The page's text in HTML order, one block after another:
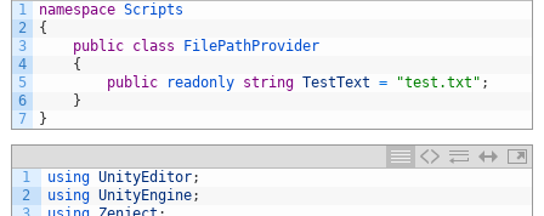
1
2
3
4
5
6
7
namespace Scripts
{
public class
FilePathProvider
{
public
readonly string TestText = "test.txt" ;
}
}
1
2
using UnityEditor;
using UnityEngine;